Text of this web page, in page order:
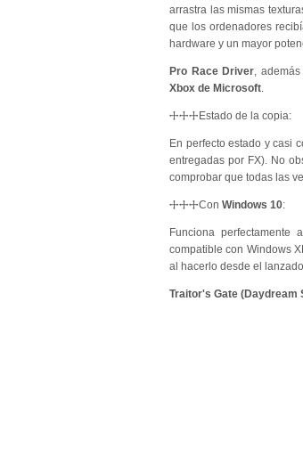
arrastra las mismas
que los ordenadores
hardware y un mayor
Pro Race Driver ,
Xbox de Microsoft
🕂🕂🕂Estado de la copia:
En perfecto estado y casi
entregadas por FX). No
comprobar que todas las
🕂🕂🕂Con Windows 10:
Funciona
compatible con Windows
al hacerlo desde el
Traitor's Gate (Daydream